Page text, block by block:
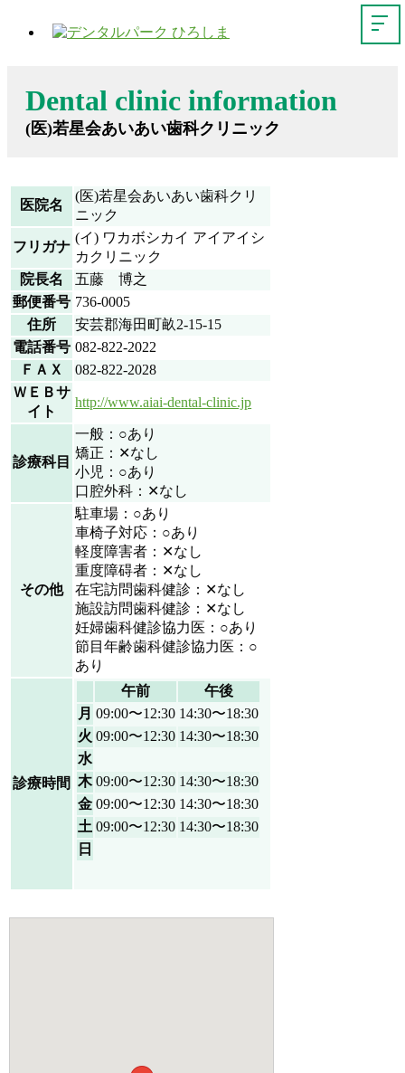
Dental clinic information
(医)若星会あいあい歯科クリニック
医院名
(医)若星会あいあい歯科クリ
ニック
フリガナ
(イ) ワカボシカイ アイアイシ
カクリニック
院長名
五藤 博之
郵便番号 736-0005
住所
安芸郡海田町畝2-15-15
電話番号 082-822-2022
ＦＡＸ
082-822-2028
ＷＥＢサ
イト
http://www.aiai-dental-clinic.jp
診療科目
一般：○あり
矯正：✕なし
小児：○あり
口腔外科：✕なし
その他
駐車場：○あり
車椅子対応：○あり
軽度障害者：✕なし
重度障碍者：✕なし
在宅訪問歯科健診：✕なし
施設訪問歯科健診：✕なし
妊婦歯科健診協力医：○あり
節目年齢歯科健診協力医：○
あり
診療時間
午前
午後
月 09:00〜12:30 14:30〜18:30
火 09:00〜12:30 14:30〜18:30
水
木 09:00〜12:30 14:30〜18:30
金 09:00〜12:30 14:30〜18:30
土 09:00〜12:30 14:30〜18:30
日